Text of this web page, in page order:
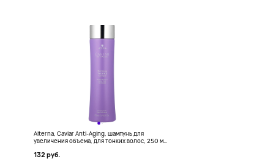
Alterna, Caviar Anti-Aging, шампунь для
увеличения объема, для тонких волос, 250 мл
132 руб.